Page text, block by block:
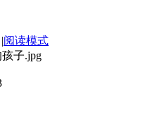
|阅读模式